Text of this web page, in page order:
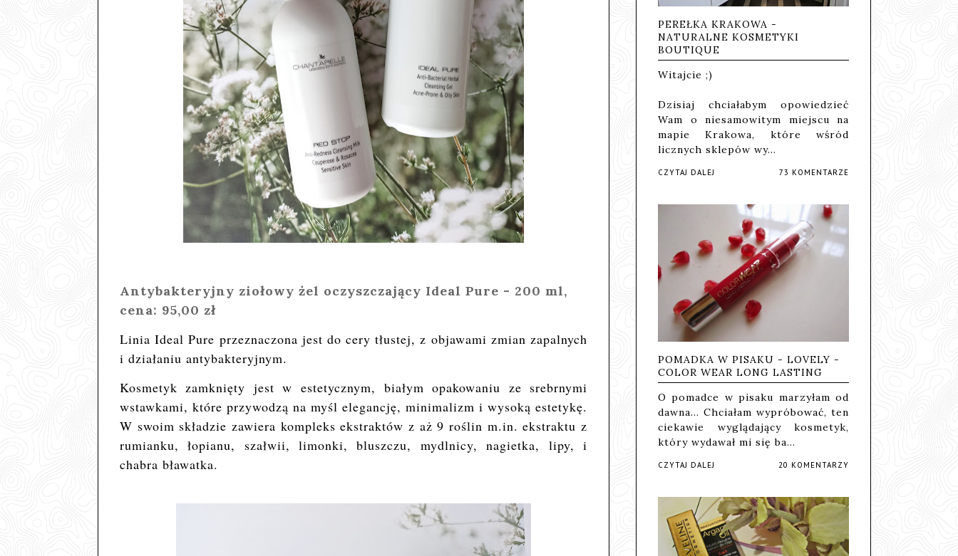
Antybakteryjny ziołowy żel oczyszczający Ideal Pure - 200 ml,
cena: 95,00 zł
Linia Ideal Pure przeznaczona jest do cery tłustej, z objawami zmian zapalnych
i działaniu antybakteryjnym.
Kosmetyk zamknięty jest w estetycznym, białym opakowaniu ze srebrnymi
wstawkami, które przywodzą na myśl elegancję, minimalizm i wysoką estetykę.
W swoim składzie zawiera kompleks ekstraktów z aż 9 roślin m.in.ekstraktu z
rumianku, łopianu, szałwii, limonki, bluszczu, mydlnicy, nagietka, lipy, i
chabra bławatka.
PEREŁKA KRAKOWA -
NATURALNE KOSMETYKI
BOUTIQUE
Witajcie ;)
Dzisiaj chciałabym opowiedzieć
Wam o niesamowitym miejscu na
mapie Krakowa, które wśród
licznych sklepów wy…
CZYTAJ DALEJ 73 KOMENTARZE
POMADKA W PISAKU - LOVELY -
COLOR WEAR LONG LASTING
O pomadce w pisaku marzyłam od
dawna... Chciałam wypróbować, ten
ciekawie wyglądający kosmetyk,
który wydawał mi się ba…
CZYTAJ DALEJ 20 KOMENTARZY